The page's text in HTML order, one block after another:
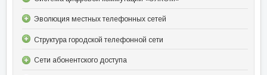
Эволюция местных телефонных сетей
Структура городской телефонной сети
Сети абонентского доступа